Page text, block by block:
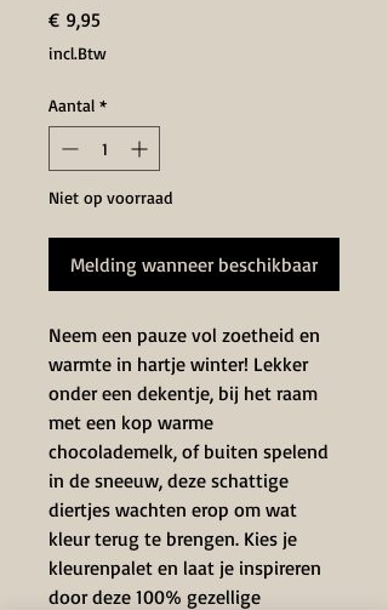
€ 9,95
incl.Btw
Aantal *
Niet op voorraad
Melding wanneer beschikbaar
Neem een ​​pauze vol zoetheid en
warmte in hartje winter! Lekker
onder een dekentje, bij het raam
met een kop warme
chocolademelk, of buiten spelend
in de sneeuw, deze schattige
diertjes wachten erop om wat
kleur terug te brengen. Kies je
kleurenpalet en laat je inspireren
door deze 100% gezellige